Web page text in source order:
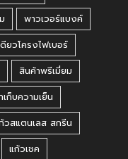
พาวเวอร์แบงค์
ยวโครงไฟเบอร์
สินค้าพรีเมี่ยม
ก็บความเย็น
วสแตนเลส สกรีน
แก้วเชค